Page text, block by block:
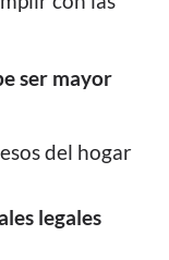
ser mayor
del hogar
legales